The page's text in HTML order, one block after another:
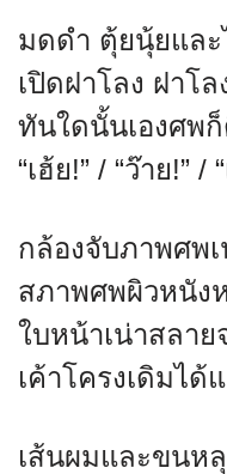
มดดำ ตุ้ยนุ้ยและ
เปิดฝาโลง ฝาโ
ทันใดนั้นเองศพ
“เฮ้ย!” / “ว๊าย!” /
กล้องจับภาพศพ
สภาพศพผิวหนัง
ใบหน้าเน่าสลา
เค้าโครงเดิมได้
เส้นผมและขนห